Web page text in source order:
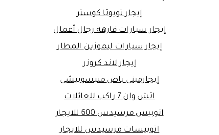
إيجار تويوتا كوستر
إيجار سيارات فارهة رجال أعمال
إيجار سيارات ليموزين المطار
إيجار لاند كروزر
إيجارمينى باص متيسوبيشى
اتش وان 7 راكب للعائلات
اتوبيس مرسيدس 600 للايجار
اتوبيسات مرسيدس للايجار